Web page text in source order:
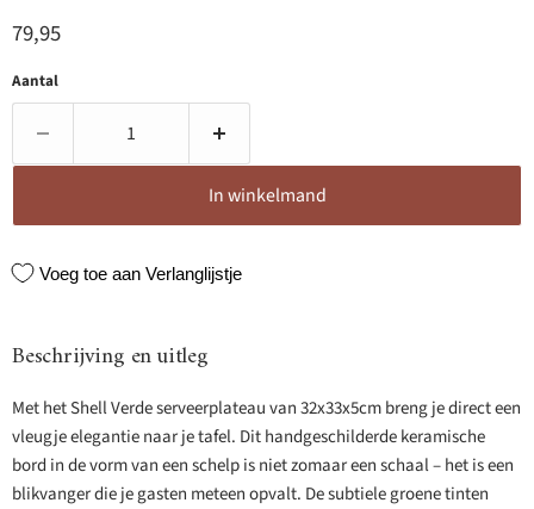
Huidige prijs
79,95
Aantal
In winkelmand
Voeg toe aan Verlanglijstje
Beschrijving en uitleg
Met het Shell Verde serveerplateau van 32x33x5cm breng je direct een
vleugje elegantie naar je tafel. Dit handgeschilderde keramische
bord in de vorm van een schelp is niet zomaar een schaal – het is een
blikvanger die je gasten meteen opvalt. De subtiele groene tinten